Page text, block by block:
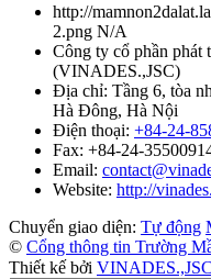
http://
2.png N/A
Công ty cổ phần phát
(VINADES.,JSC)
Địa chỉ: Tầng 6, tòa
Hà Đông, Hà Nội
Điện thoại: +84-24-
Fax: +84-24-
Email:
Website: http://
Chuyển giao diện: Tự động
© Cổng thông tin Trường
Thiết kế bởi VINADES.,JSC